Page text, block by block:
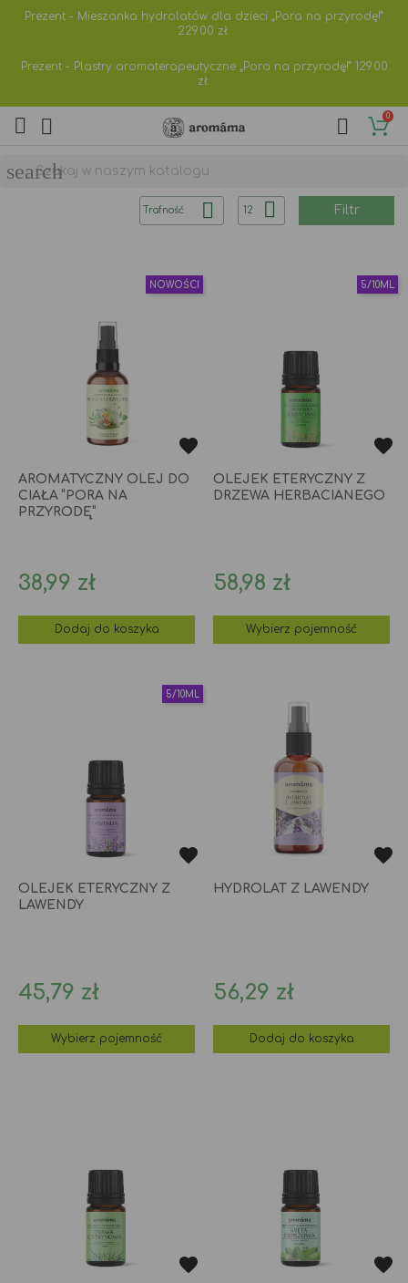
Prezent - Mieszanka hydrolatów dla dzieci „Pora na przyrodę!”
229.00 zł.
Prezent - Plastry aromaterapeutyczne „Pora na przyrodę!” 129.00
zł.
  0

search
Trafność  12  Filtr
NOWOŚCI
AROMATYCZNY OLEJ DO
CIAŁA “PORA NA
PRZYRODĘ”
Cena
38,99 zł
Dodaj do koszyka
5/10ML
OLEJEK ETERYCZNY Z
DRZEWA HERBACIANEGO
Cena
58,98 zł
Wybierz pojemność
5/10ML
OLEJEK ETERYCZNY Z
LAWENDY
Cena
45,79 zł
Wybierz pojemność
HYDROLAT Z LAWENDY
Cena
56,29 zł
Dodaj do koszyka